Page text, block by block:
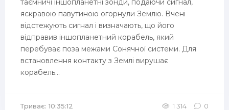
таємничі іншопланетні зонди, подаючи сигнал,
яскравою павутиною огорнули Землю. Вчені
відстежують сигнал і визначають, що його
відправив іншопланетний корабель, який
перебуває поза межами Сонячної системи. Для
встановлення контакту з Землі вирушає
корабель...
Триває: 10:35:12 1 314 0